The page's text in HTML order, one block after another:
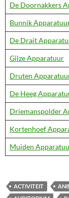
De Doornakkers
Bunnik
De Drait
Gilze Apparatuur
Druten
De Heeg
Driemanspolder
Kortenhoef
Muiden
ACTIVITEIT